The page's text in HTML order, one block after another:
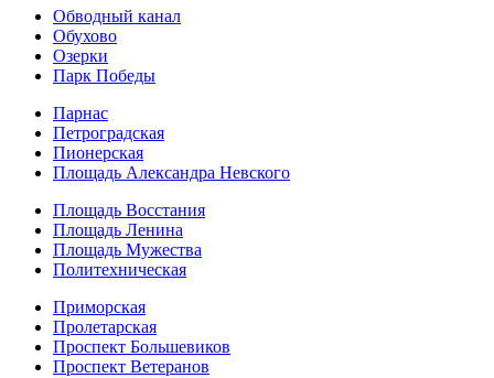
Обводный канал
Обухово
Озерки
Парк Победы
Парнас
Петроградская
Пионерская
Площадь Александра Невского
Площадь Восстания
Площадь Ленина
Площадь Мужества
Политехническая
Приморская
Пролетарская
Проспект Большевиков
Проспект Ветеранов